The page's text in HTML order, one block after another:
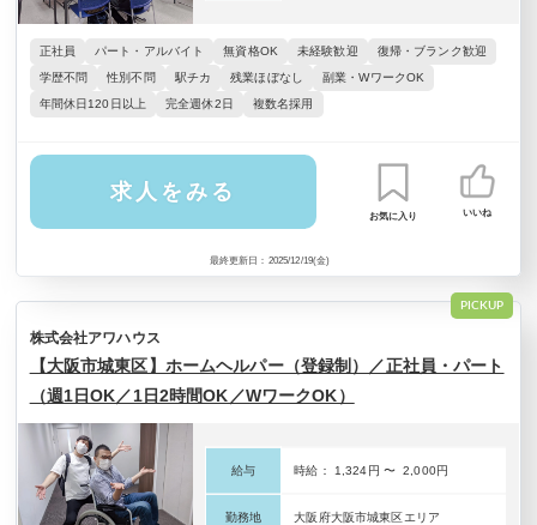
正社員 パート・アルバイト 無資格OK 未経験歓迎
復帰・ブランク歓迎
学歴不問
性別不問 駅チカ 残業ほぼなし
副業・WワークOK
年間休日120日以上
完全週休2日 複数名採用
最終更新日：2025/12/19(金)
求人をみる
お気に入り いいね
株式会社アワハウス
PICKUP
【大阪市城東区】ホームヘルパー（登録制）／正社員・パート
（週1日OK／1日2時間OK／WワークOK）
給与 時給： 1,324円 〜 2,000円
勤務地 大阪府大阪市城東区エリア